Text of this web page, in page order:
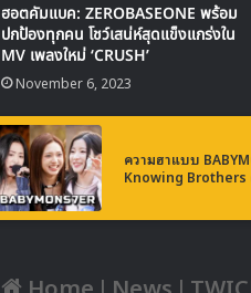
ฮอตคัมแบค: ZEROBASEONE พร้อม
ปกป้องทุกคน โชว์เสน่ห์สุดแข็งแกร่งใน
MV เพลงใหม่ ‘CRUSH’
November 6, 2023
ความฮาแบบ
Knowing Brothers